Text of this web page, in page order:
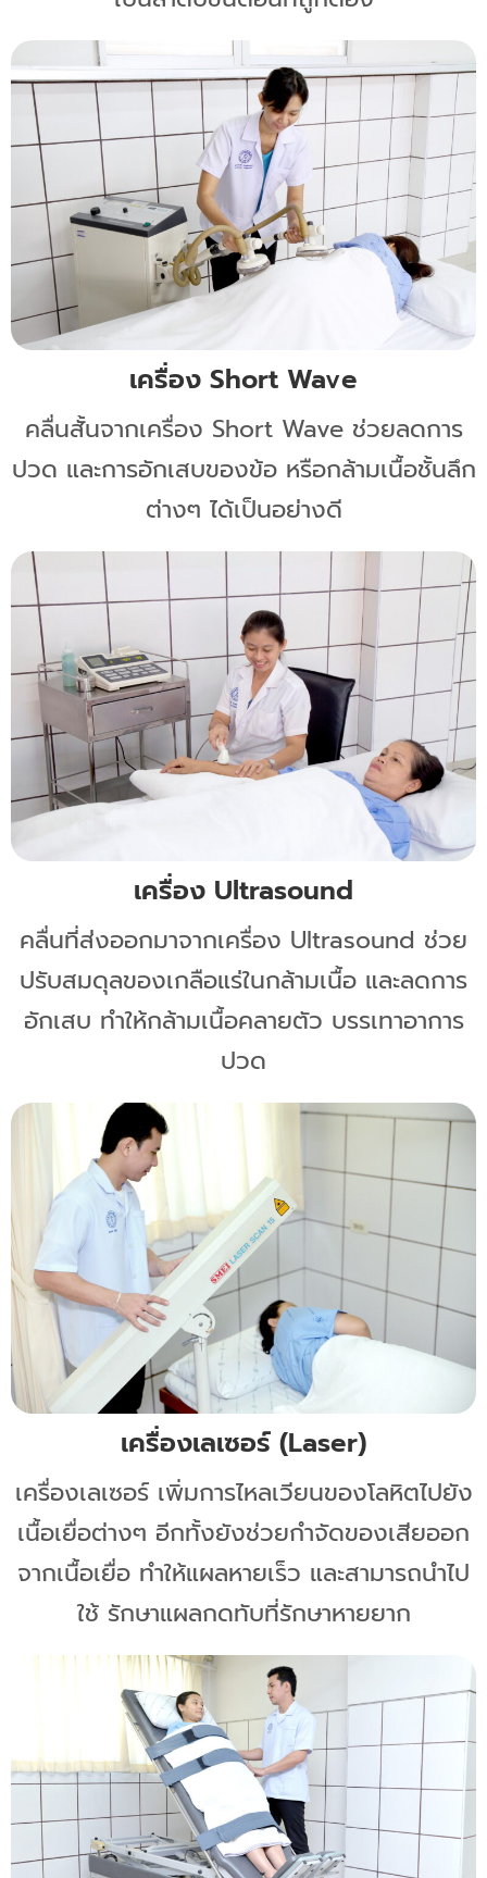
เครื่อง Short Wave
คลื่นสั้นจากเครื่อง Short Wave ช่วยลดการ
ปวด และการอักเสบของข้อ หรือกล้ามเนื้อชั้นลึก
ต่างๆ ได้เป็นอย่างดี
เครื่อง Ultrasound
คลื่นที่ส่งออกมาจากเครื่อง Ultrasound ช่วย
ปรับสมดุลของเกลือแร่ในกล้ามเนื้อ และลดการ
อักเสบ ทำให้กล้ามเนื้อคลายตัว บรรเทาอาการ
ปวด
เครื่องเลเซอร์ (Laser)
เครื่องเลเซอร์ เพิ่มการไหลเวียนของโลหิตไปยัง
เนื้อเยื่อต่างๆ อีกทั้งยังช่วยกำจัดของเสียออก
จากเนื้อเยื่อ ทำให้แผลหายเร็ว และสามารถนำไป
ใช้ รักษาแผลกดทับที่รักษาหายยาก